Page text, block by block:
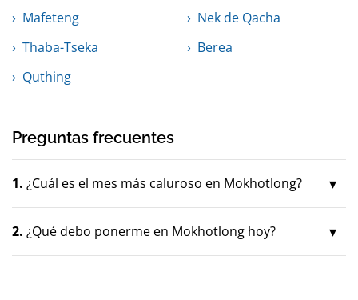
Mafeteng
Nek de Qacha
Thaba-Tseka
Berea
Quthing
Preguntas frecuentes
1. ¿Cuál es el mes más caluroso en Mokhotlong?
2. ¿Qué debo ponerme en Mokhotlong hoy?